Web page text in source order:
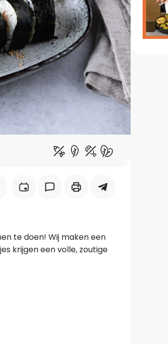
Midden-Oosters
Kooktips & blogs
Leer koken als een chef
Kooktips & blogs
te doen! Wij maken een
krijgen een volle, zoutige